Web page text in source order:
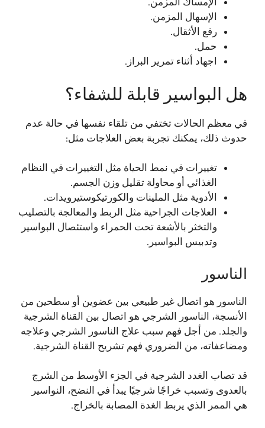
الإسهال المزمن.
رفع الأثقال.
حمل.
اجهاد أثناء تمرير البراز.
هل البواسير قابلة للشفاء؟
في معظم الحالات تختفي من تلقاء نفسها في حالة عدم
حدوث ذلك، يمكنك تجربة بعض العلاجات مثل:
تغييرات في نمط الحياة مثل التغييرات في النظام
الغذائي أو محاولة تقليل وزن الجسم.
الأدوية مثل الملينات والكورتيكوستيرويدات.
العلاجات الجراحية مثل الربط والمعالجة بالتصليب
والتخثر بالأشعة تحت الحمراء واستئصال البواسير
وتدبيس البواسير.
الناسور
الناسور هو اتصال غير طبيعي بين عضوين أو سطحين من
الأنسجة، الناسور الشرجي هو اتصال بين القناة الشرجية
والجلد. من أجل فهم سبب علاج الناسور الشرجي وعلاجه
ومضاعفاته، من الضروري فهم تشريح القناة الشرجية.
قد تصاب الغدد الشرجية في الجزء الأوسط من الشرج
بالعدوى وتسبب خراجًا شرجيًا يبدأ في النضح، النواسير
هي الممر الذي يربط الغدة المصابة بالخراج.